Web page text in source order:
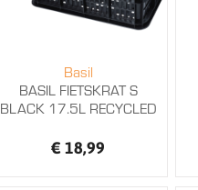
Basil
BASIL FIETSKRAT S
BLACK 17.5L RECYCLED
€ 18,99